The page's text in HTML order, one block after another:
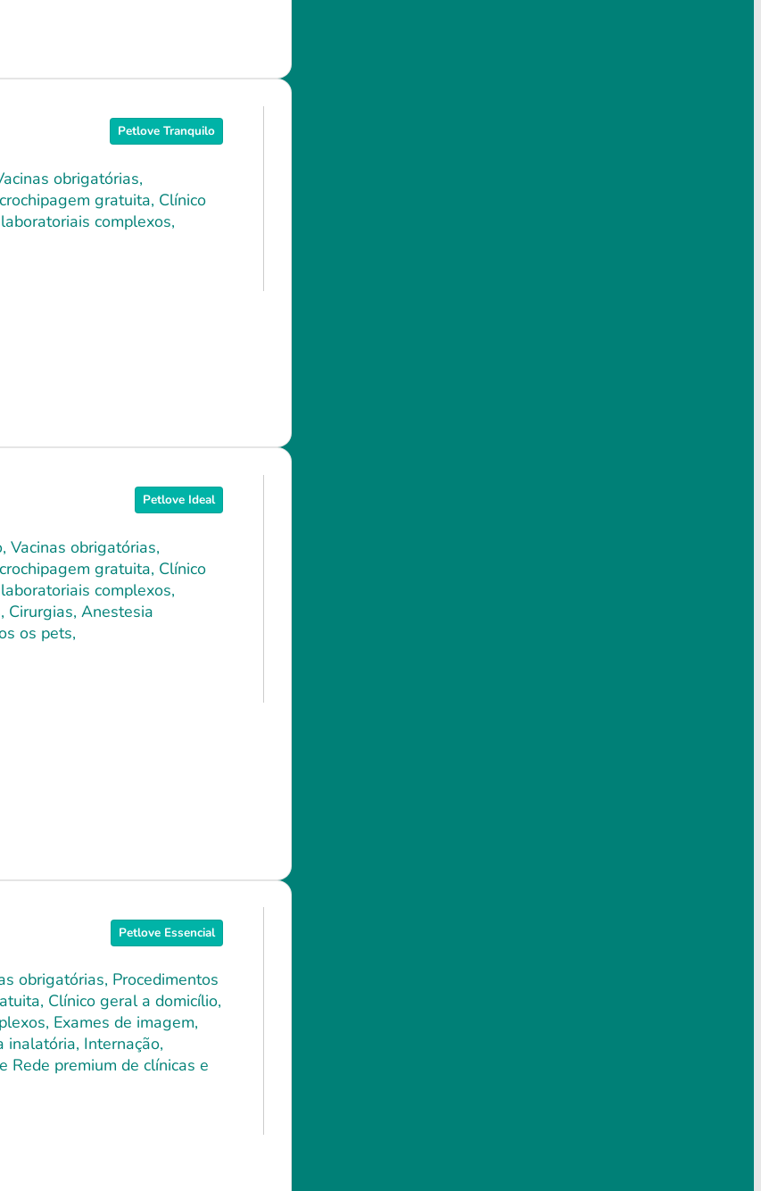
Petlove Tranquilo
obrigatórias,
gratuita, Clínico
complexos,
Petlove Ideal
Vacinas obrigatórias,
gratuita, Clínico
complexos,
Cirurgias, Anestesia
os pets,
Petlove Essencial
obrigatórias, Procedimentos
Clínico geral a domicílio,
Exames de imagem,
inalatória, Internação,
Rede premium de clínicas e